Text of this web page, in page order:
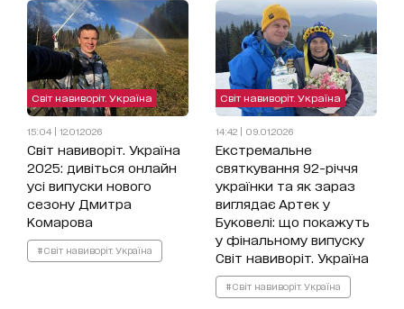
Світ навиворіт. Україна
15:04 | 12.01.2026
Світ навиворіт. Україна
2025: дивіться онлайн
усі випуски нового
сезону Дмитра
Комарова
#Світ навиворіт. Україна
Світ навиворіт. Україна
14:42 | 09.01.2026
Екстремальне
святкування 92-річчя
українки та як зараз
виглядає Артек у
Буковелі: що покажуть
у фінальному випуску
Світ навиворіт. Україна
#Світ навиворіт. Україна